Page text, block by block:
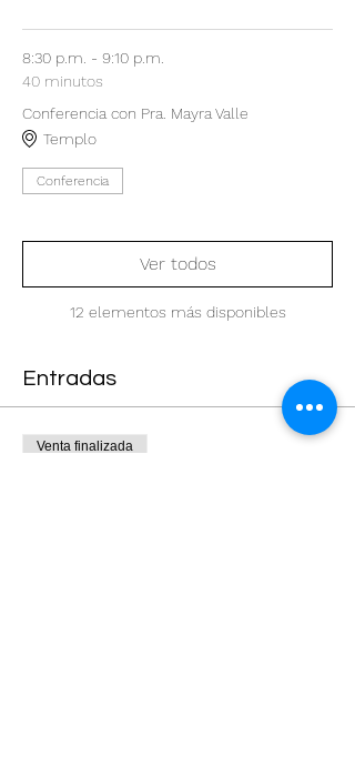
8:30 p.m. - 9:10 p.m.
40 minutos
Conferencia con Pra. Mayra Valle
Templo
Conferencia
12 elementos más disponibles
Ver todos
Entradas
Venta finalizada